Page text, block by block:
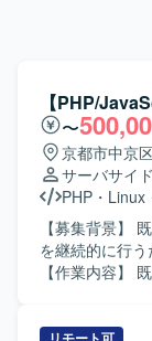
【PHP/
〜
京都市中京
サーバサイ
PHP ・ Linux
【募集背景】
を継続的に行う
【作業内容】